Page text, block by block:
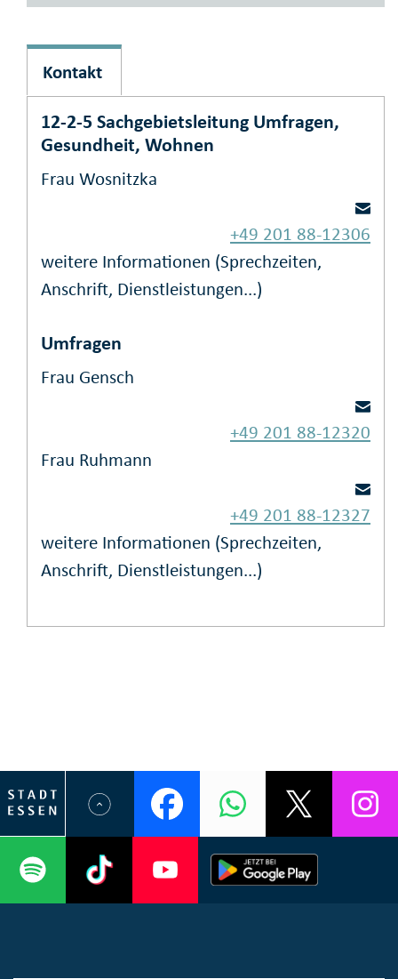
Kontakt
12-2-5 Sachgebietsleitung Umfragen,
Gesundheit, Wohnen
Frau Wosnitzka
+49 201 88-12306
weitere Informationen (Sprechzeiten,
Anschrift, Dienstleistungen...)
Umfragen
Frau Gensch
+49 201 88-12320
Frau Ruhmann
+49 201 88-12327
weitere Informationen (Sprechzeiten,
Anschrift, Dienstleistungen...)